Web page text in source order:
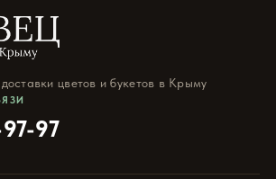
цветов и букетов в Крыму
97